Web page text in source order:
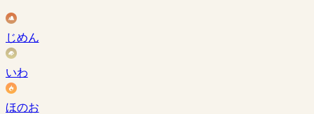
じめん
いわ
ほのお